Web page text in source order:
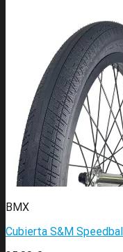
BMX
Cubierta S&M